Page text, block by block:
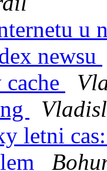
u
newsu
letni